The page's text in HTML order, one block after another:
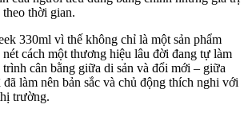
thời gian.
330ml vì thế không chỉ là một sản phẩm
cách một thương hiệu lâu đời đang tự làm
cân bằng giữa di sản và đổi mới – giữa
làm nên bản sắc và chủ động thích nghi với
trường.